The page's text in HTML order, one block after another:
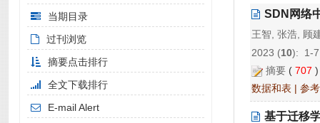
SDN网络
王智, 张浩, 顾
2023 (10): 1-
摘要 ( 707
数据和表 | 参
基于迁移
当期目录
过刊浏览
摘要点击排行
全文下载排行
E-mail Alert